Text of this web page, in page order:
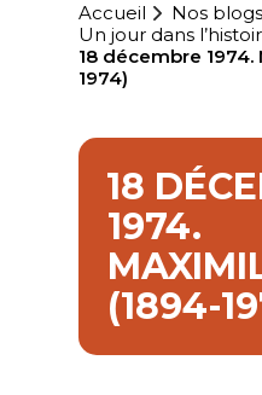
Accueil
Nos blogs
Un jour dans
18 décembre
1974)
18
1974.
(1894-